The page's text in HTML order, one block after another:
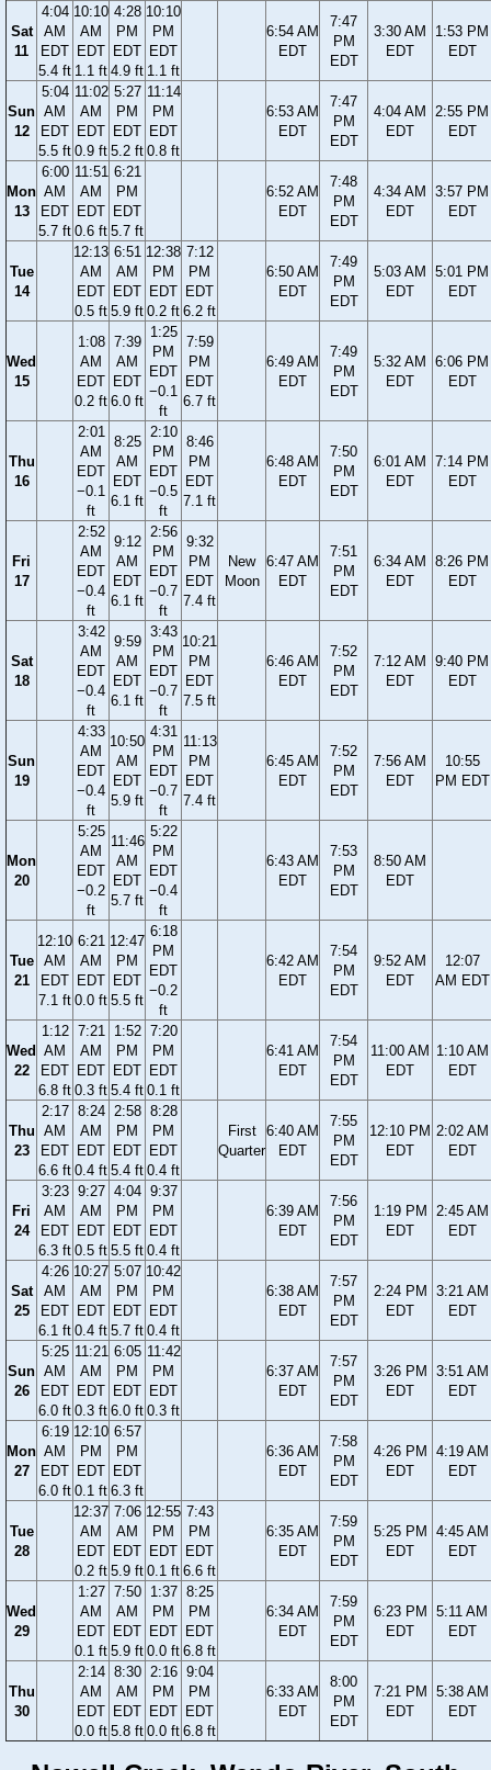
Sat
11
4:04
AM
EDT
5.4 ft
10:10
AM
EDT
1.1 ft
4:28
PM
EDT
4.9 ft
10:10
PM
EDT
1.1 ft
6:54 AM
EDT
7:47
PM
EDT
3:30 AM
EDT
1:53 PM
EDT
Sun
12
5:04
AM
EDT
5.5 ft
11:02
AM
EDT
0.9 ft
5:27
PM
EDT
5.2 ft
11:14
PM
EDT
0.8 ft
6:53 AM
EDT
7:47
PM
EDT
4:04 AM
EDT
2:55 PM
EDT
Mon
13
6:00
AM
EDT
5.7 ft
11:51
AM
EDT
0.6 ft
6:21
PM
EDT
5.7 ft
6:52 AM
EDT
7:48
PM
EDT
4:34 AM
EDT
3:57 PM
EDT
Tue
14
12:13
AM
EDT
0.5 ft
6:51
AM
EDT
5.9 ft
12:38
PM
EDT
0.2 ft
7:12
PM
EDT
6.2 ft
6:50 AM
EDT
7:49
PM
EDT
5:03 AM
EDT
5:01 PM
EDT
Wed
15
1:08
AM
EDT
0.2 ft
7:39
AM
EDT
6.0 ft
1:25
PM
EDT
−0.1
ft
7:59
PM
EDT
6.7 ft
6:49 AM
EDT
7:49
PM
EDT
5:32 AM
EDT
6:06 PM
EDT
Thu
16
2:01
AM
EDT
−0.1
ft
8:25
AM
EDT
6.1 ft
2:10
PM
EDT
−0.5
ft
8:46
PM
EDT
7.1 ft
6:48 AM
EDT
7:50
PM
EDT
6:01 AM
EDT
7:14 PM
EDT
Fri
17
2:52
AM
EDT
−0.4
ft
9:12
AM
EDT
6.1 ft
2:56
PM
EDT
−0.7
ft
9:32
PM
EDT
7.4 ft
New
Moon
6:47 AM
EDT
7:51
PM
EDT
6:34 AM
EDT
8:26 PM
EDT
Sat
18
3:42
AM
EDT
−0.4
ft
9:59
AM
EDT
6.1 ft
3:43
PM
EDT
−0.7
ft
10:21
PM
EDT
7.5 ft
6:46 AM
EDT
7:52
PM
EDT
7:12 AM
EDT
9:40 PM
EDT
Sun
19
4:33
AM
EDT
−0.4
ft
10:50
AM
EDT
5.9 ft
4:31
PM
EDT
−0.7
ft
11:13
PM
EDT
7.4 ft
6:45 AM
EDT
7:52
PM
EDT
7:56 AM
EDT
10:55
PM EDT
Mon
20
5:25
AM
EDT
−0.2
ft
11:46
AM
EDT
5.7 ft
5:22
PM
EDT
−0.4
ft
6:43 AM
EDT
7:53
PM
EDT
8:50 AM
EDT
Tue
21
12:10
AM
EDT
7.1 ft
6:21
AM
EDT
0.0 ft
12:47
PM
EDT
5.5 ft
6:18
PM
EDT
−0.2
ft
6:42 AM
EDT
7:54
PM
EDT
9:52 AM
EDT
12:07
AM EDT
Wed
22
1:12
AM
EDT
6.8 ft
7:21
AM
EDT
0.3 ft
1:52
PM
EDT
5.4 ft
7:20
PM
EDT
0.1 ft
6:41 AM
EDT
7:54
PM
EDT
11:00 AM
EDT
1:10 AM
EDT
Thu
23
2:17
AM
EDT
6.6 ft
8:24
AM
EDT
0.4 ft
2:58
PM
EDT
5.4 ft
8:28
PM
EDT
0.4 ft
First
Quarter
6:40 AM
EDT
7:55
PM
EDT
12:10 PM
EDT
2:02 AM
EDT
Fri
24
3:23
AM
EDT
6.3 ft
9:27
AM
EDT
0.5 ft
4:04
PM
EDT
5.5 ft
9:37
PM
EDT
0.4 ft
6:39 AM
EDT
7:56
PM
EDT
1:19 PM
EDT
2:45 AM
EDT
Sat
25
4:26
AM
EDT
6.1 ft
10:27
AM
EDT
0.4 ft
5:07
PM
EDT
5.7 ft
10:42
PM
EDT
0.4 ft
6:38 AM
EDT
7:57
PM
EDT
2:24 PM
EDT
3:21 AM
EDT
Sun
26
5:25
AM
EDT
6.0 ft
11:21
AM
EDT
0.3 ft
6:05
PM
EDT
6.0 ft
11:42
PM
EDT
0.3 ft
6:37 AM
EDT
7:57
PM
EDT
3:26 PM
EDT
3:51 AM
EDT
Mon
27
6:19
AM
EDT
6.0 ft
12:10
PM
EDT
0.1 ft
6:57
PM
EDT
6.3 ft
6:36 AM
EDT
7:58
PM
EDT
4:26 PM
EDT
4:19 AM
EDT
Tue
28
12:37
AM
EDT
0.2 ft
7:06
AM
EDT
5.9 ft
12:55
PM
EDT
0.1 ft
7:43
PM
EDT
6.6 ft
6:35 AM
EDT
7:59
PM
EDT
5:25 PM
EDT
4:45 AM
EDT
Wed
29
1:27
AM
EDT
0.1 ft
7:50
AM
EDT
5.9 ft
1:37
PM
EDT
0.0 ft
8:25
PM
EDT
6.8 ft
6:34 AM
EDT
7:59
PM
EDT
6:23 PM
EDT
5:11 AM
EDT
Thu
30
2:14
AM
EDT
0.0 ft
8:30
AM
EDT
5.8 ft
2:16
PM
EDT
0.0 ft
9:04
PM
EDT
6.8 ft
6:33 AM
EDT
8:00
PM
EDT
7:21 PM
EDT
5:38 AM
EDT